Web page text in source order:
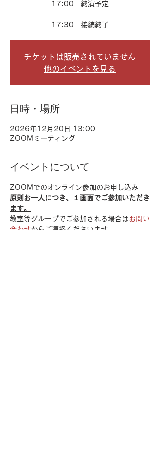
17:00 終演予定
17:30 接続終了
チケットは販売されていません
他のイベントを見る
日時・場所
2026年12月20日 13:00
ZOOMミーティング
イベントについて
ZOOMでのオンライン参加のお申し込み
原則お一人につき、１画面でご参加いただき
ます。
教室等グループでご参加される場合はお問い
合わせからご連絡くださいませ。